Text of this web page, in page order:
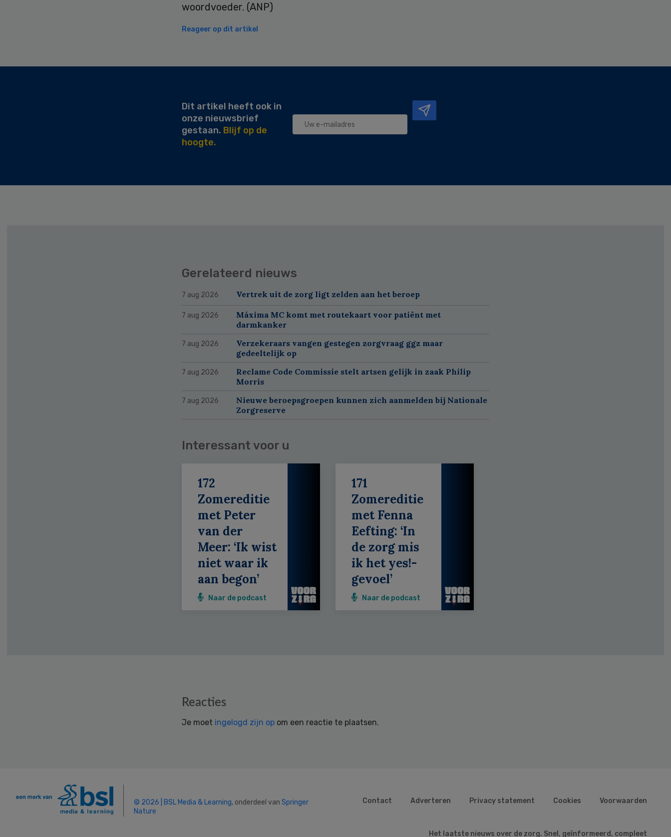
woordvoeder. (ANP)
Reageer op dit artikel
Dit artikel heeft ook in
onze nieuwsbrief
gestaan. Blijf op de
hoogte.
Gerelateerd nieuws
7 aug 2026 Vertrek uit de zorg ligt zelden aan het beroep
7 aug 2026
Máxima MC komt met routekaart voor patiënt met
darmkanker
7 aug 2026
Verzekeraars vangen gestegen zorgvraag ggz maar
gedeeltelijk op
7 aug 2026
Reclame Code Commissie stelt artsen gelijk in zaak Philip
Morris
7 aug 2026
Nieuwe beroepsgroepen kunnen zich aanmelden bij Nationale
Zorgreserve
Interessant voor u
172
Zomereditie
met Peter
van der
Meer: ‘Ik wist
niet waar ik
aan begon’
Naar de podcast
171
Zomereditie
met Fenna
Eefting: ‘In
de zorg mis
ik het yes!-
gevoel’
Naar de podcast
Reacties
Je moet ingelogd zijn op om een reactie te plaatsen.
© 2026 | BSL Media & Learning, onderdeel van Springer
Nature
Contact Adverteren Privacy statement Cookies Voorwaarden
Het laatste nieuws over de zorg. Snel, geïnformeerd, compleet